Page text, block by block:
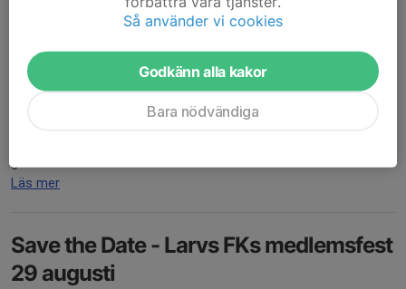
Vad är inte bättre än att fira in sommar och semester
tillsammans på Hedensborg?
Vi bjuder in medlemmar med familj och vänner till musikquiz och
Läs mer
Save the Date - Larvs FKs medlemsfest
29 augusti
Så använder vi cookies
Godkänn alla kakor
Bara nödvändiga